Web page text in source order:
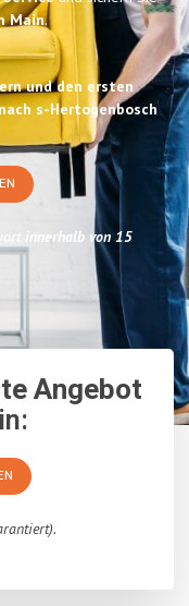
Main.
und den ersten
s-Hertogenbosch
innerhalb von 15
Angebot